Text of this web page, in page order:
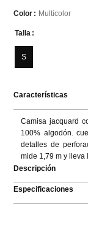
Color Multicolor
Talla
S
Características
Camisa jacquard
100% algodón.
detalles de
mide 1,79 m y lleva
Descripción
Especificaciones